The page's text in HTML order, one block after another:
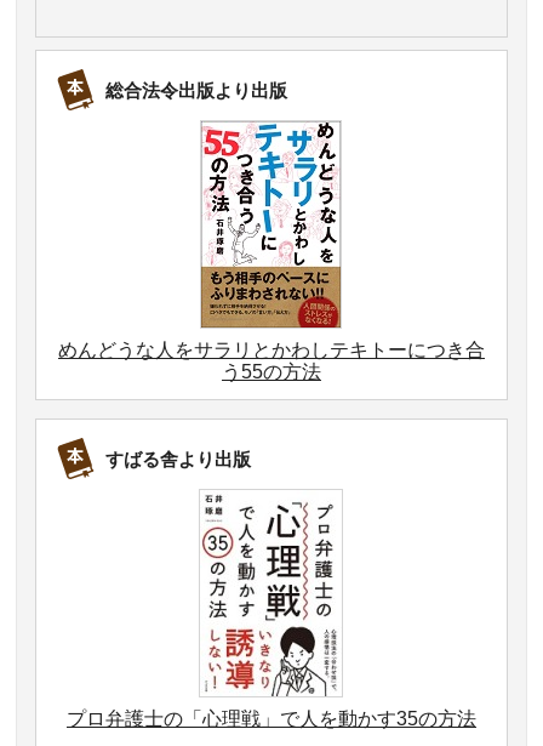
総合法令出版より出版
めんどうな人をサラリとかわしテキトーにつき合
う55の方法
すばる舎より出版
プロ弁護士の「心理戦」で人を動かす35の方法